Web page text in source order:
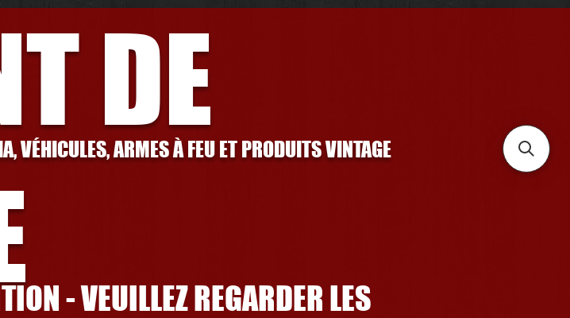
DE
VÉHICULES, ARMES À FEU ET PRODUITS VINTAGE
- VEUILLEZ REGARDER LES